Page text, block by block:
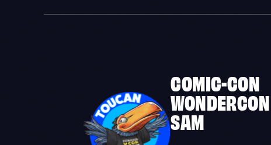
COMIC-CON
WONDERCON
SAM